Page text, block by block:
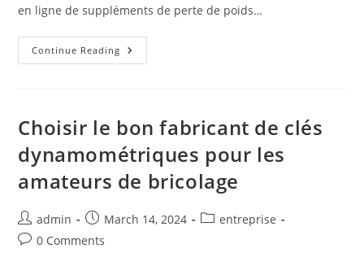
en ligne de suppléments de perte de poids…
Continue Reading Pourquoi
Acheter
De
Perte
Poids
Comme
Wegovy
Est
À
Choisir le bon fabricant de clés
dynamométriques pour les
amateurs de bricolage
Post
author:
admin
Post
published:
March 14, 2024
Postentreprise
Post0 Comments